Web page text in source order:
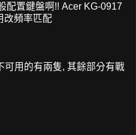
配置鍵盤啊!! Acer KG-0917
改頻率匹配
可用的有兩隻, 其餘部分有戰